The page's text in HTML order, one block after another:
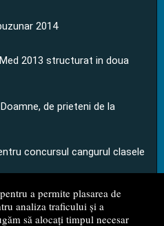
a permite plasarea de
analiza traficului și a
să alocați timpul necesar
2014
2013 structurat in doua
de prieteni de la
concursul cangurul clasele